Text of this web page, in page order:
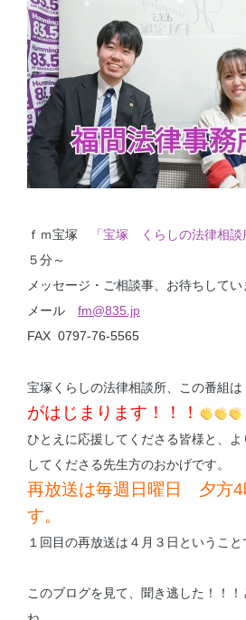
ｆｍ宝塚 「宝塚 くらしの法律相談
５分～
メッセージ・ご相談事、お待ちしてい
メール
fm@835.jp
FAX 0797-76-5565
宝塚くらしの法律相談所、この番組は
がはじまります！！！
ひとえに応援してくださる皆様と、
してくださる先生方のおかげです。
再放送は毎週日曜日 夕方4
す。
１回目の再放送は４月３日ということ
このブログを見て、聞き逃した！！